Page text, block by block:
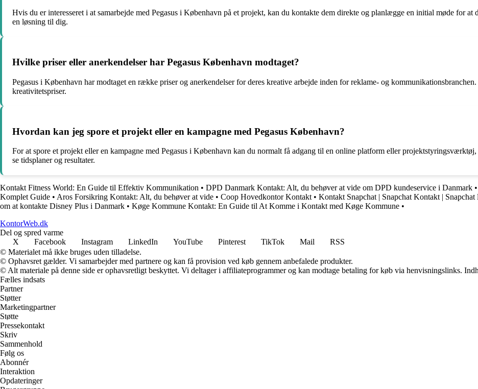
Hvis du er interesseret i at samarbejde med Pegasus i København på et projekt, kan du kontakte dem direkte og planlægge en initial møde for
en løsning til dig.
Hvilke priser eller anerkendelser har Pegasus København modtaget?
Pegasus i København har modtaget en række priser og anerkendelser for deres kreative arbejde inden for reklame- og
kreativitetspriser.
Hvordan kan jeg spore et projekt eller en kampagne med Pegasus København?
For at spore et projekt eller en kampagne med Pegasus i København kan du normalt få adgang til en online platform eller
se tidsplaner og resultater.
Kontakt Fitness World: En Guide til Effektiv Kommunikation • DPD Danmark Kontakt: Alt, du behøver at vide om DPD kundeservice i Danmark •
Komplet Guide • Aros Forsikring Kontakt: Alt, du behøver at vide • Coop Hovedkontor Kontakt • Kontakt Snapchat | Snapchat Kontakt |
om at kontakte Disney Plus i Danmark • Køge Kommune Kontakt: En Guide til At Komme i Kontakt med Køge Kommune •
KontorWeb.dk
Del og spred varme
X
Facebook Instagram LinkedIn YouTube Pinterest TikTok Mail
RSS
© Materialet må ikke bruges uden tilladelse.
© Ophavsret gælder. Vi samarbejder med partnere og kan få provision ved køb gennem anbefalede produkter.
© Alt materiale på denne side er ophavsretligt beskyttet. Vi deltager i affiliateprogrammer og kan modtage betaling for køb via henvisningslinks.
Fælles indsats
Partner
Støtter
Marketingpartner
Støtte
Pressekontakt
Skriv
Sammenhold
Følg os
Abonnér
Interaktion
Opdateringer